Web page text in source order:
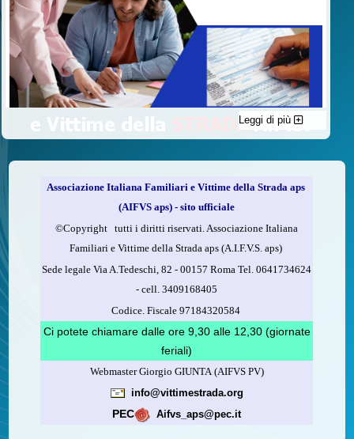
C'è un modo di contribuire alle attività dell’A.I.F.V.S. a favore
delle vittime della strada e per dare giustizia ai superstiti ed ai
loro familiari che non costa nulla: devolvere il 5 per mille della
Compila la scheda CUD o del modello 730.
Firma nel riquadro indicato come “Sostegno delle
organizzazioni non lucrative di utilità sociale, delle associazioni
Indica nel riquadro il codice fiscale dell’A.I.F.V.S.:
97184320584
Leggi come fare
(versione stampabile)
Leggi di più
Associazione Italiana Familiari e Vittime della Strada aps
(AIFVS aps) - sito ufficiale
©​Copyright tutti i diritti riservati. Associazione Italiana
Familiari e Vittime della Strada aps (A.I.F.V.S. aps)
Sede legale Via A.Tedeschi, 82 - 00157 Roma Tel. 0641734624
-cell.3409168405
Codice. Fiscale 97184320584
Ci potete chiamare dalle ore 9,30 alle 12,30 (giornate
feriali)
Webmaster Giorgio GIUNTA (AIFVS PV)
info@vittimestrada.org
PEC Aifvs_aps@pec.it